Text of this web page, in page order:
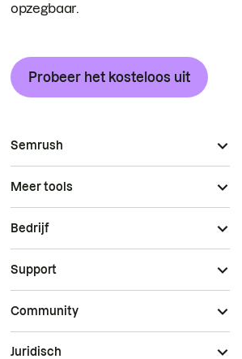
opzegbaar.
Probeer het kosteloos uit
Semrush
Meer tools
Bedrijf
Support
Community
Juridisch